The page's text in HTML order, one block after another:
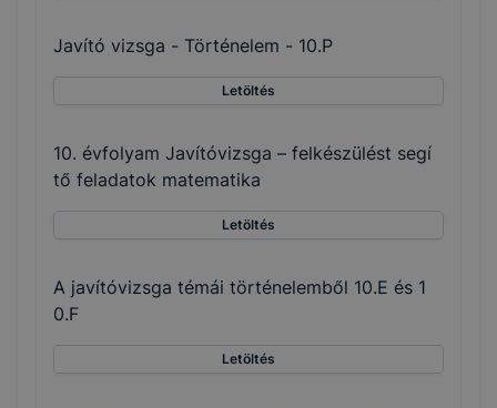
Javító vizsga - Történelem - 10.P
Letöltés
10. évfolyam Javítóvizsga – felkészülést segí
tő feladatok matematika
Letöltés
A javítóvizsga témái történelemből 10.E és 1
0.F
Letöltés